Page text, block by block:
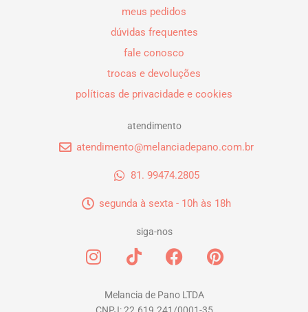
meus pedidos
dúvidas frequentes
fale conosco
trocas e devoluções
políticas de privacidade e cookies
atendimento
atendimento@melanciadepano.com.br
81. 99474.2805
segunda à sexta - 10h às 18h
siga-nos
I
n
T
i
t
F
a
e
P
i
Melancia de Pano LTDA